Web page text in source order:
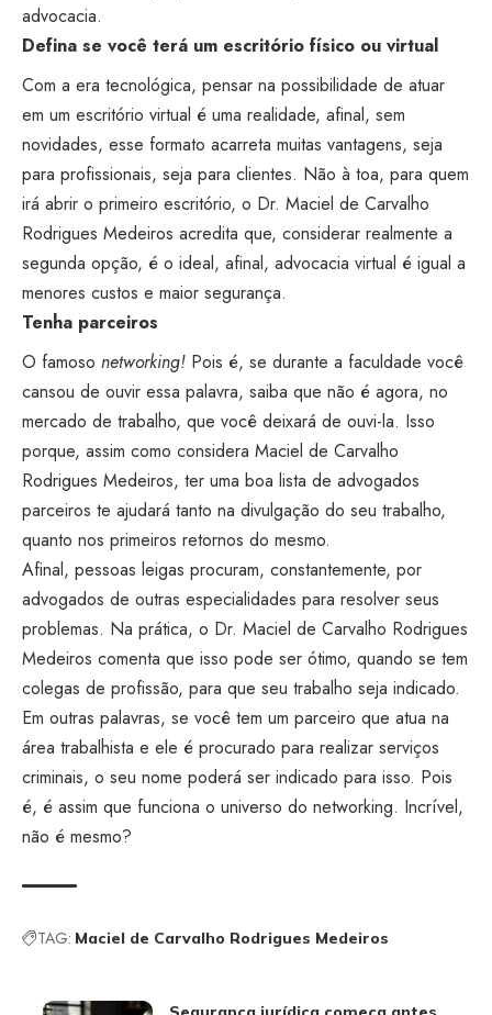
advocacia.
Defina se você terá um escritório físico ou virtual
Com a era tecnológica, pensar na possibilidade de atuar
em um escritório virtual é uma realidade, afinal, sem
novidades, esse formato acarreta muitas vantagens, seja
para profissionais, seja para clientes. Não à toa, para quem
irá abrir o primeiro escritório, o Dr. Maciel de Carvalho
Rodrigues Medeiros acredita que, considerar realmente a
segunda opção, é o ideal, afinal, advocacia virtual é igual a
menores custos e maior segurança.
Tenha parceiros
O famoso networking! Pois é, se durante a faculdade você
cansou de ouvir essa palavra, saiba que não é agora, no
mercado de trabalho, que você deixará de ouvi-la. Isso
porque, assim como considera Maciel de Carvalho
Rodrigues Medeiros, ter uma boa lista de advogados
parceiros te ajudará tanto na divulgação do seu trabalho,
quanto nos primeiros retornos do mesmo.
Afinal, pessoas leigas procuram, constantemente, por
advogados de outras especialidades para resolver seus
problemas. Na prática, o Dr. Maciel de Carvalho Rodrigues
Medeiros comenta que isso pode ser ótimo, quando se tem
colegas de profissão, para que seu trabalho seja indicado.
Em outras palavras, se você tem um parceiro que atua na
área trabalhista e ele é procurado para realizar serviços
criminais, o seu nome poderá ser indicado para isso. Pois
é, é assim que funciona o universo do networking. Incrível,
não é mesmo?
TAG: Maciel de Carvalho Rodrigues Medeiros